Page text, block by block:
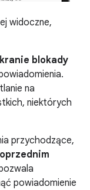
widoczne,
blokady
na
niektórych
przychodzące,
powiadomienie